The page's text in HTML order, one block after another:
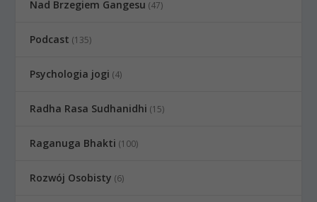
Nad Brzegiem Gangesu (47)
Podcast (135)
Psychologia jogi (4)
Radha Rasa Sudhanidhi (15)
Raganuga Bhakti (100)
Rozwój Osobisty (6)